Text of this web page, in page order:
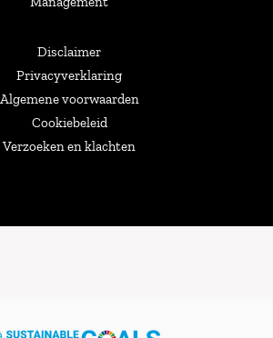
Disclaimer
Privacyverklaring
Algemene voorwaarden
Cookiebeleid
Verzoeken en klachten